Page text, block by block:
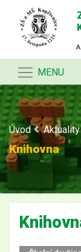
A
MENU
Úvod Aktuality
Knihovna